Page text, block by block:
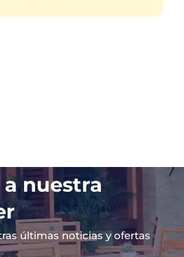
nuestra
últimas noticias y ofertas